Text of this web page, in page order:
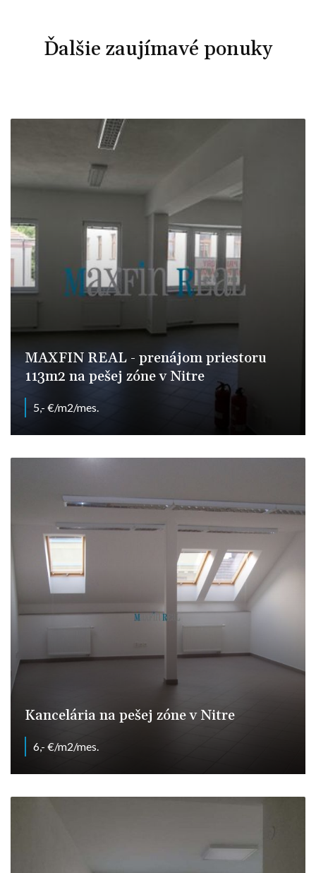
Ďalšie zaujímavé ponuky
MAXFIN REAL - prenájom priestoru
113m2 na pešej zóne v Nitre
5,- €/m2/mes.
Kancelária na pešej zóne v Nitre
6,- €/m2/mes.